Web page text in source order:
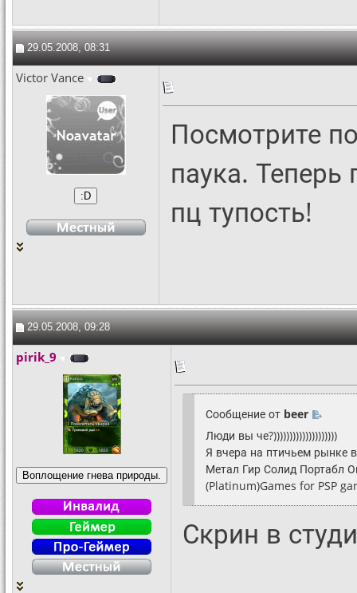
29.05.2008, 08:31
Victor Vance
Посмотрите
паука. Теперь
пц тупость!
29.05.2008, 09:28
pirik_9
Сообщение от beer
Люди вы че?))))))))))))))))))))
Я вчера на птичьем рынке
Метал Гир Солид Портабл
(Platinum)Games for PSP
Скрин в